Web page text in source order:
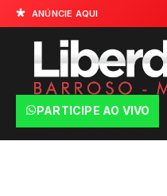
ANÚNCIE AQUI
PARTICIPE AO VIVO